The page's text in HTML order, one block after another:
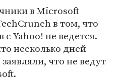
в Microsoft
в том, что
Yahoo! не ведется.
несколько дней
что не ведут